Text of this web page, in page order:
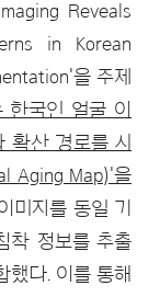
Reveals
in Korean
을 주제
한국인 얼굴 이
확산 경로를 시
Aging Map)'을
미지를 동일 기
착 정보를 추출
했다. 이를 통해